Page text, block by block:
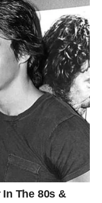
Moguća je
ili povrat
Ovo je dobar
ali i za
postigli.
će
privlačite prilike
zahvaliti na
otvara vrata